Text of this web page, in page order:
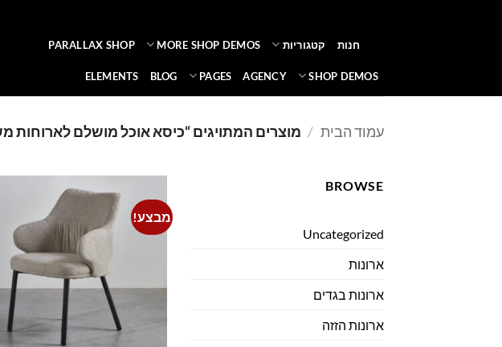
חנות קטגוריות MORE SHOP DEMOS
PARALLAX SHOP
SHOP DEMOS
AGENCY
PAGES
BLOG
ELEMENTS
עמוד הבית / מוצרים המתויגים “כיסא אוכל מושלם לארוחות
BROWSE
Uncategorized
ארונות
ארונות בגדים
ארונות הזזה
מבצע!